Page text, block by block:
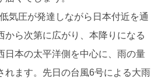
気圧が発達しながら日本付近を通
から次第に広がり、本降りになる
日本の太平洋側を中心に、雨の量
れます。先日の台風6号による大雨